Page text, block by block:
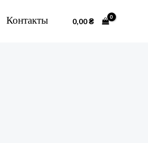
Контакты 0,00₴